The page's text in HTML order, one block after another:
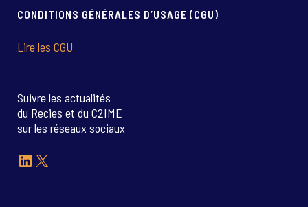
CONDITIONS GÉNÉRALES D’USAGE (CGU)
Lire les CGU
Suivre les actualités
du Recies et du C2IME
sur les réseaux sociaux
LinkedIn
X